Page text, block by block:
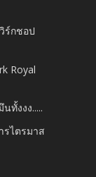
ร์กชอป
Royal
ทั้งงง.....
รไตรมาส